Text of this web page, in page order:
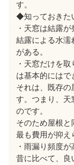
す。
◆知っておきた
・天窓は結露
結露による水濡
がある。
・天窓だけを
は基本的にはで
それは、既存の
す。つまり、天
のです。
そのため屋根と
最も費用が抑え
・雨漏り頻度が
昔に比べて、良